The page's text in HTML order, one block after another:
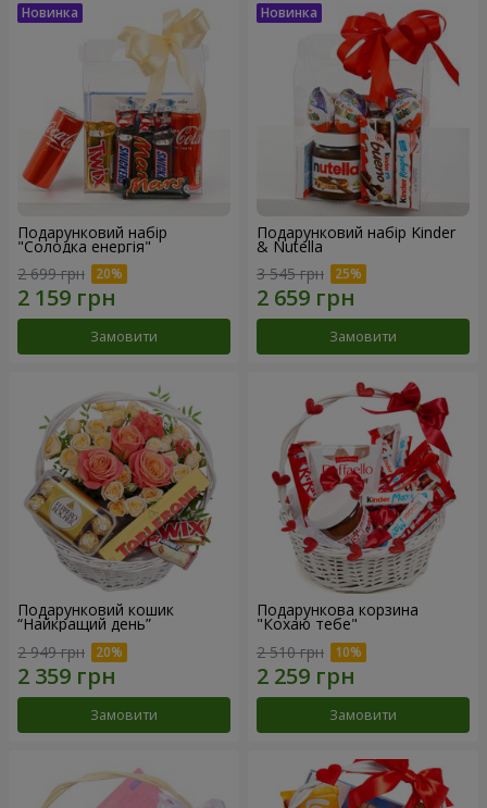
Подарунковий набір
"Солодка енергія"
2 699 грн
Замовити
Подарунковий набір Kinder
& Nutella
3 545 грн
Замовити
Подарунковий кошик
“Найкращий день”
2 949 грн
Замовити
Подарункова корзина
"Кохаю тебе"
2 510 грн
Замовити